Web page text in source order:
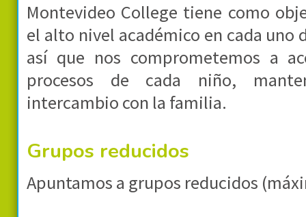
Montevideo College tiene como
el alto nivel académico en cada uno
así que nos comprometemos a
procesos de cada niño,
intercambio con la familia.
Grupos reducidos
Apuntamos a grupos reducidos